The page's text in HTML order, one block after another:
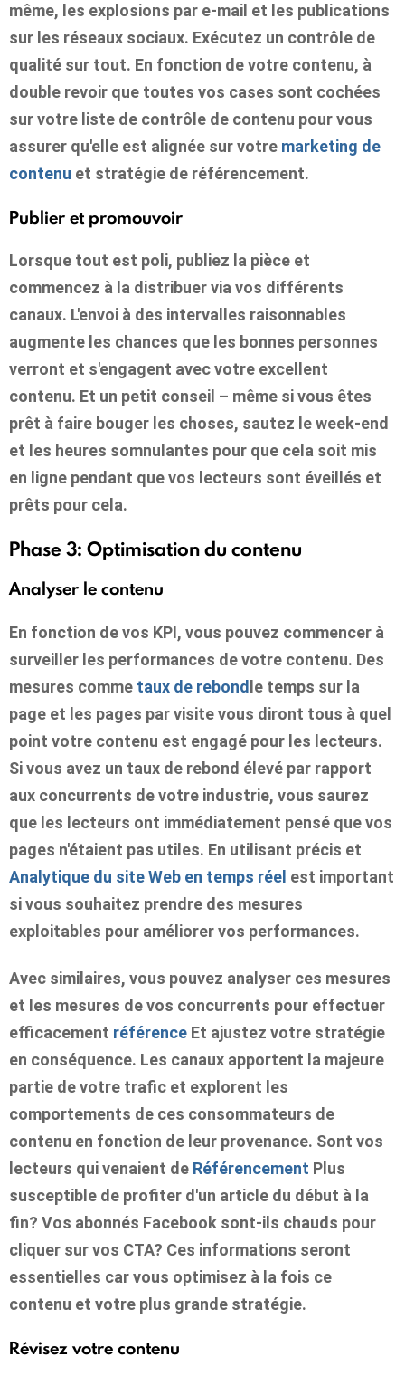
même, les explosions par e-mail et les publications
sur les réseaux sociaux. Exécutez un contrôle de
qualité sur tout. En fonction de votre contenu, à
double revoir que toutes vos cases sont cochées
sur votre liste de contrôle de contenu pour vous
assurer qu'elle est alignée sur votre marketing de
contenu et stratégie de référencement.
Publier et promouvoir
Lorsque tout est poli, publiez la pièce et
commencez à la distribuer via vos différents
canaux. L'envoi à des intervalles raisonnables
augmente les chances que les bonnes personnes
verront et s'engagent avec votre excellent
contenu. Et un petit conseil – même si vous êtes
prêt à faire bouger les choses, sautez le week-end
et les heures somnulantes pour que cela soit mis
en ligne pendant que vos lecteurs sont éveillés et
prêts pour cela.
Phase 3: Optimisation du contenu
Analyser le contenu
En fonction de vos KPI, vous pouvez commencer à
surveiller les performances de votre contenu. Des
mesures comme taux de rebond le temps sur la
page et les pages par visite vous diront tous à quel
point votre contenu est engagé pour les lecteurs.
Si vous avez un taux de rebond élevé par rapport
aux concurrents de votre industrie, vous saurez
que les lecteurs ont immédiatement pensé que vos
pages n'étaient pas utiles. En utilisant précis et
Analytique du site Web en temps réel est important
si vous souhaitez prendre des mesures
exploitables pour améliorer vos performances.
Avec similaires, vous pouvez analyser ces mesures
et les mesures de vos concurrents pour effectuer
efficacement référence Et ajustez votre stratégie
en conséquence. Les canaux apportent la majeure
partie de votre trafic et explorent les
comportements de ces consommateurs de
contenu en fonction de leur provenance. Sont vos
lecteurs qui venaient de Référencement Plus
susceptible de profiter d'un article du début à la
fin? Vos abonnés Facebook sont-ils chauds pour
cliquer sur vos CTA? Ces informations seront
essentielles car vous optimisez à la fois ce
contenu et votre plus grande stratégie.
Révisez votre contenu